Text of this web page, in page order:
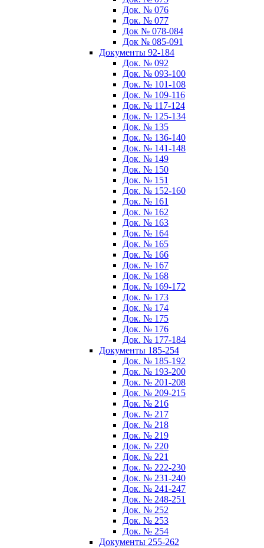
Док. № 076
Док. № 077
Док № 078-084
Док № 085-091
Документы 92-184
Док. № 092
Док. № 093-100
Док. № 101-108
Док. № 109-116
Док. № 117-124
Док. № 125-134
Док. № 135
Док. № 136-140
Док. № 141-148
Док. № 149
Док. № 150
Док. № 151
Док. № 152-160
Док. № 161
Док. № 162
Док. № 163
Док. № 164
Док. № 165
Док. № 166
Док. № 167
Док. № 168
Док. № 169-172
Док. № 173
Док. № 174
Док. № 175
Док. № 176
Док. № 177-184
Документы 185-254
Док. № 185-192
Док. № 193-200
Док. № 201-208
Док. № 209-215
Док. № 216
Док. № 217
Док. № 218
Док. № 219
Док. № 220
Док. № 221
Док. № 222-230
Док. № 231-240
Док. № 241-247
Док. № 248-251
Док. № 252
Док. № 253
Док. № 254
Документы 255-262